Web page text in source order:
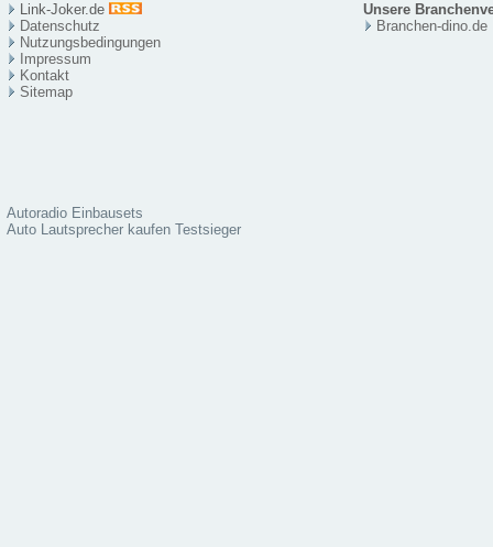
Link-Joker.de
Unsere
Datenschutz
Nutzungsbedingungen
Impressum
Kontakt
Sitemap
Branchen-dino.de
Autoradio Einbausets
Auto Lautsprecher kaufen Testsieger